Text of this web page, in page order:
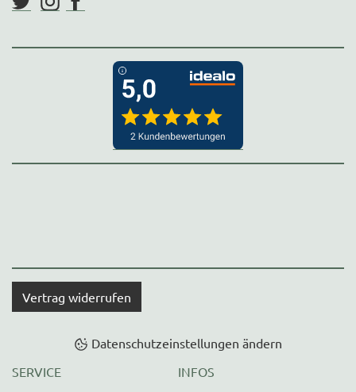
Vertrag widerrufen
Datenschutzeinstellungen ändern
SERVICE
INFOS